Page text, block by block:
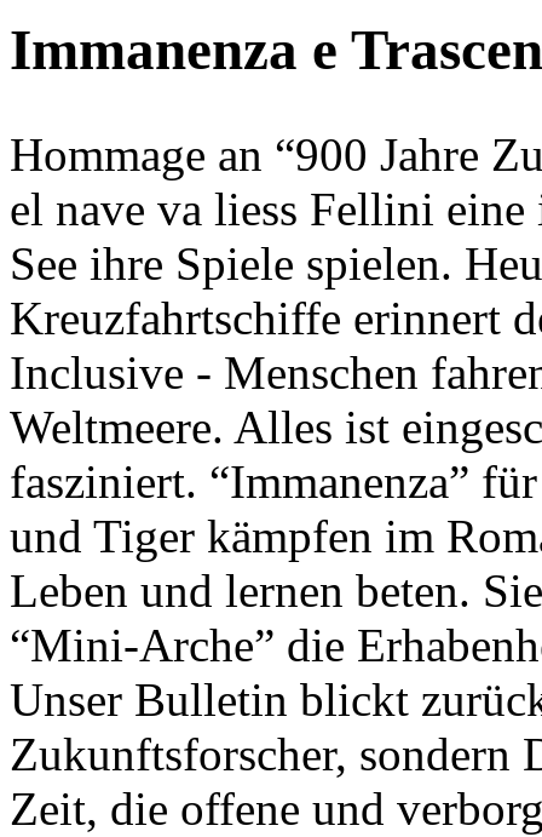
Immanenza e
Hommage an “900 Jahre
el nave va liess Fellini
See ihre Spiele spielen.
Kreuzfahrtschiffe erinnert
Inclusive - Menschen
Weltmeere. Alles ist
fasziniert. “Immanenza”
und Tiger kämpfen im
Leben und lernen beten.
“Mini-Arche” die
Unser Bulletin blickt
Zukunftsforscher, sondern
Zeit, die offene und